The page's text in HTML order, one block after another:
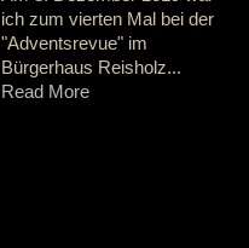
ich zum vierten Mal bei der
"Adventsrevue" im
Bürgerhaus Reisholz...
Read More